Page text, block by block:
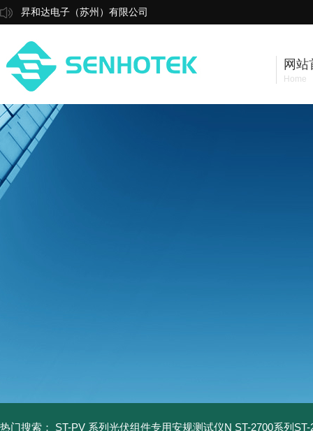
昇和达电子（苏州）有限公司
网站
Home
热门搜索： ST-PV 系列光伏组件专用安规测试仪N ST-2700系列